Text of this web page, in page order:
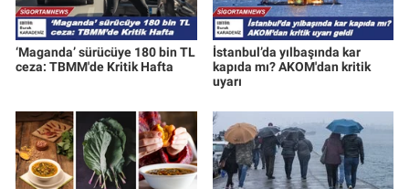
‘Maganda’ sürücüye 180 bin TL
ceza: TBMM'de Kritik Hafta
İstanbul’da yılbaşında kar
kapıda mı? AKOM'dan kritik
uyarı